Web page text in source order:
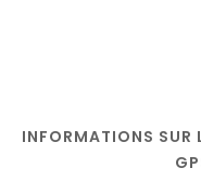
INFORMATIONS SUR